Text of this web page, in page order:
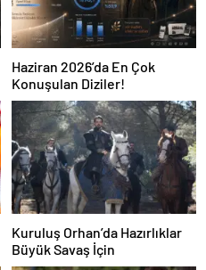
Haziran 2026’da En Çok
Konuşulan Diziler!
Kuruluş Orhan’da Hazırlıklar
Büyük Savaş İçin